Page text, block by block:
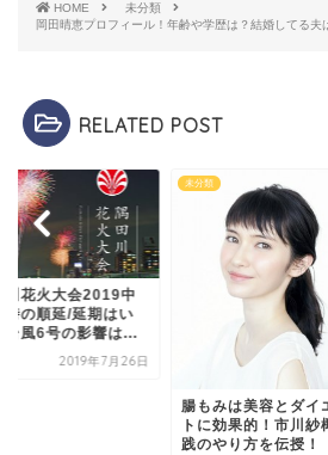
HOME
未分類
岡田晴恵プロフィール！年齢や学歴は？結婚してる夫
RELATED POST
川花火大会2019中
時の順延/延期はい
台風6号の影響は...
2019年7月26日
未分類
腸もみは美容とダイ
トに効果的！市川紗
践のやり方を伝授！